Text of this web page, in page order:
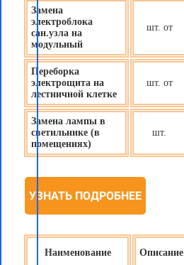
Замена
электроблока
сан.узла на
модульный
шт. от
Переборка
электрощита на
лестничной клетке
шт. от
Замена лампы в
светильнике (в
помещениях)
шт.
УЗНАТЬ ПОДРОБНЕЕ
Наименование Описание